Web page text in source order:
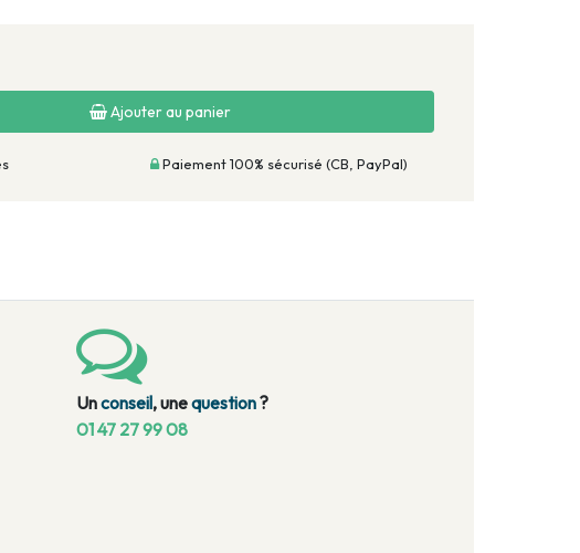
Ajouter au panier
Paiement 100% sécurisé (CB, PayPal)
Unconseil, unequestion?
01 47 27 99 08